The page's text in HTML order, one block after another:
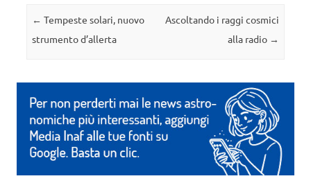
Navigazione articolo
← Tempeste solari, nuovo
strumento d’allerta
Ascoltando i raggi cosmici
alla radio →